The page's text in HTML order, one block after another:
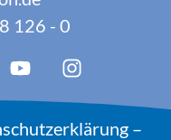
126 - 0
–